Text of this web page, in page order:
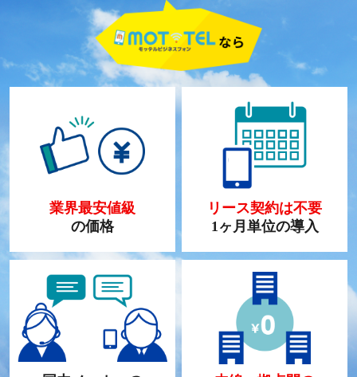
業界最安値級
の価格
リース契約は不要
1ヶ月単位の導入